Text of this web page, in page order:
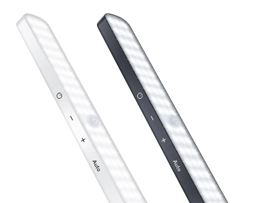
îmbunătățește siguranța, se integrează fără
probleme și consolidează sustenabilitatea în spații
comerciale.